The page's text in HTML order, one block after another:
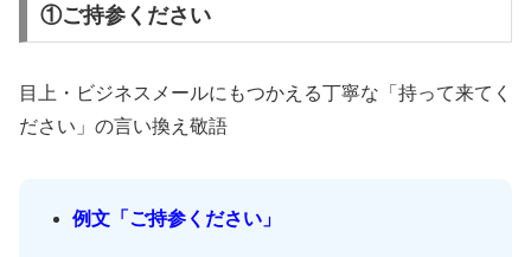
①ご持参ください
目上・ビジネスメールにもつかえる丁寧な「持って来てく
ださい」の言い換え敬語
例文「ご持参ください」